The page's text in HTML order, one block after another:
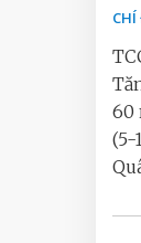
60
(5-